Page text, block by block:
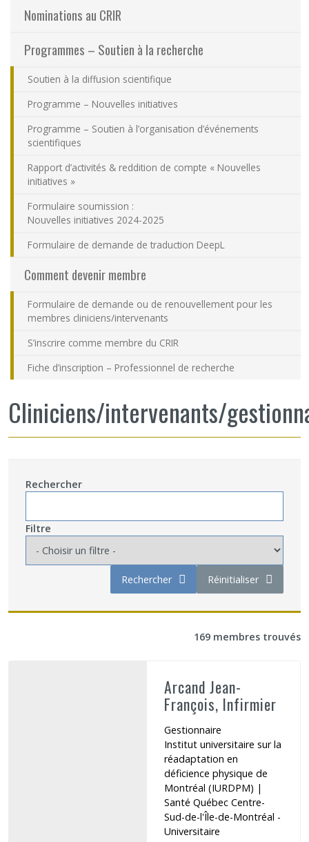
Éthique
Nous joindre
Plan du site
Accessibilité
Espace membre
Nominations au CRIR
Programmes – Soutien à la recherche
Soutien à la diffusion scientifique
Programme – Nouvelles initiatives
Programme – Soutien à l’organisation d’événements
scientifiques
Rapport d’activités & reddition de compte « Nouvelles
initiatives »
Formulaire soumission :
Nouvelles initiatives 2024-2025
Formulaire de demande de traduction DeepL
Comment devenir membre
Formulaire de demande ou de renouvellement pour les
membres cliniciens/intervenants
S’inscrire comme membre du CRIR
Fiche d’inscription – Professionnel de recherche
Cliniciens/intervenants/
Rechercher
Filtre
Rechercher Réinitialiser
169 membres trouvés
Arcand Jean-
François, Infirmier
Gestionnaire
Institut universitaire sur la
réadaptation en
déficience physique de
Montréal (IURDPM) |
Santé Québec Centre-
Sud-de-l'Île-de-Montréal -
Universitaire